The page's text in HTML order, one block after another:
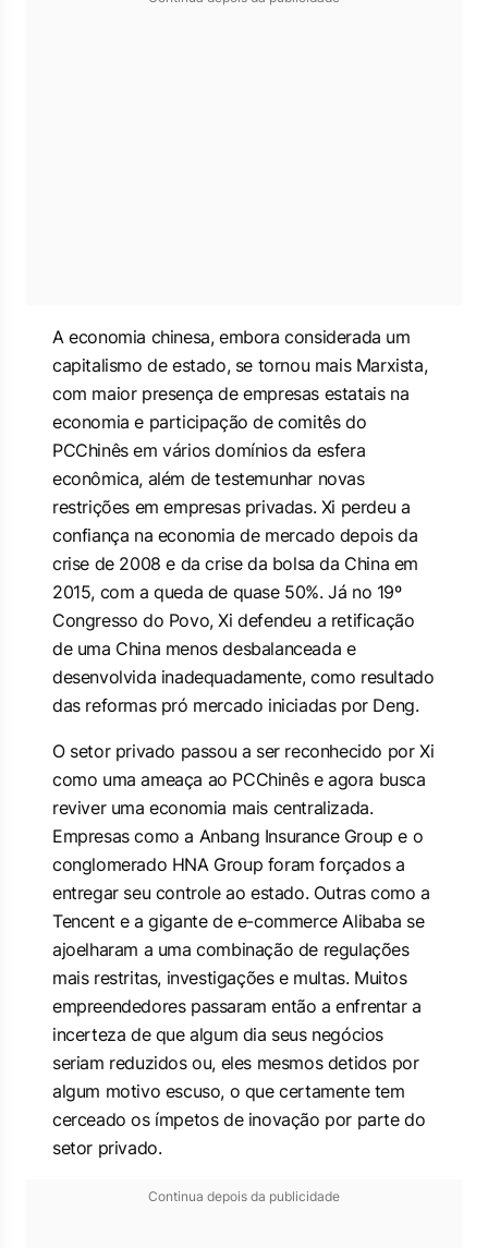
A economia chinesa, embora considerada um
capitalismo de estado, se tornou mais Marxista,
com maior presença de empresas estatais na
economia e participação de comitês do
PCChinês em vários domínios da esfera
econômica, além de testemunhar novas
restrições em empresas privadas. Xi perdeu a
confiança na economia de mercado depois da
crise de 2008 e da crise da bolsa da China em
2015, com a queda de quase 50%. Já no 19º
Congresso do Povo, Xi defendeu a retificação
de uma China menos desbalanceada e
desenvolvida inadequadamente, como resultado
das reformas pró mercado iniciadas por Deng.
O setor privado passou a ser reconhecido por Xi
como uma ameaça ao PCChinês e agora busca
reviver uma economia mais centralizada.
Empresas como a Anbang Insurance Group e o
conglomerado HNA Group foram forçados a
entregar seu controle ao estado. Outras como a
Tencent e a gigante de e-commerce Alibaba se
ajoelharam a uma combinação de regulações
mais restritas, investigações e multas. Muitos
empreendedores passaram então a enfrentar a
incerteza de que algum dia seus negócios
seriam reduzidos ou, eles mesmos detidos por
algum motivo escuso, o que certamente tem
cerceado os ímpetos de inovação por parte do
setor privado.
Continua depois da publicidade